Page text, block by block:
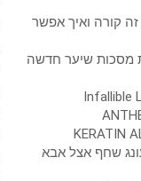
קורה ואיך אפשר
מסכות שיער חדשה
שחף אצל אבא